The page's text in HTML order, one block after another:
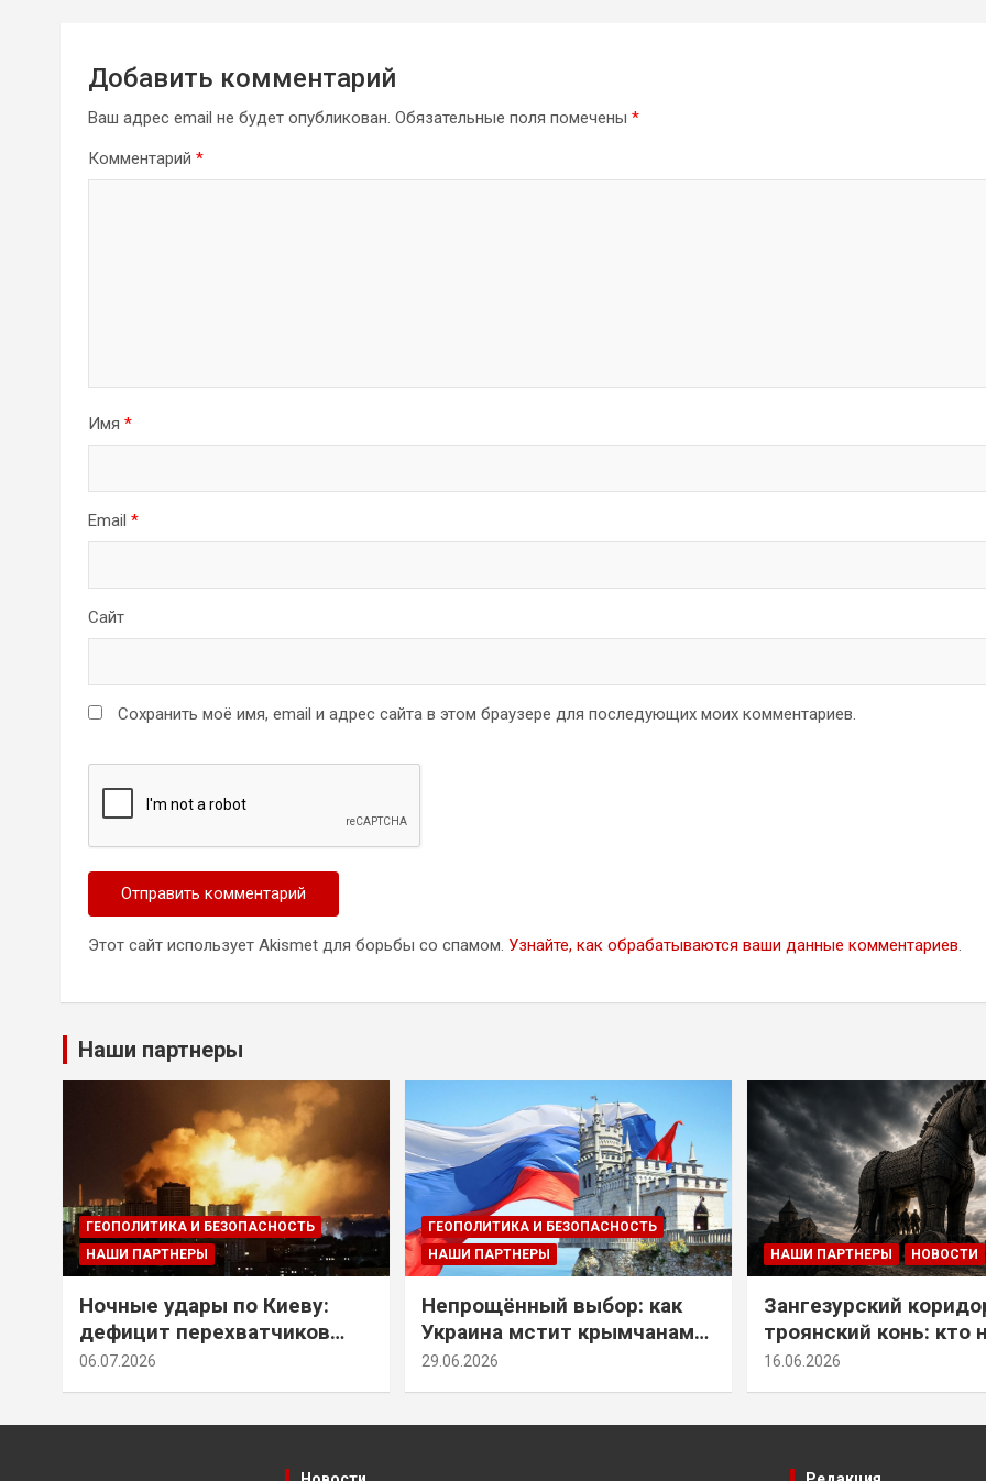
Добавить комментарий
Ваш адрес email не будет опубликован. Обязательные поля помечены *
Комментарий *
Имя *
Email *
Сайт
Сохранить моё имя, email и адрес сайта в этом браузере для последующих моих комментариев.
Этот сайт использует Akismet для борьбы со спамом. Узнайте, как обрабатываются ваши данные комментариев.
Наши партнеры
ГЕОПОЛИТИКА И БЕЗОПАСНОСТЬ
НАШИ ПАРТНЕРЫ
Ночные удары по Киеву:
дефицит перехватчиков
Patriot и оборонительные
06.07.2026
ГЕОПОЛИТИКА И БЕЗОПАСНОСТЬ
НАШИ ПАРТНЕРЫ
Непрощённый выбор: как
Украина мстит крымчанам
за их историческое решение
29.06.2026
НАШИ ПАРТНЕРЫ НОВОСТИ
Зангезурский
троянский конь: кто
самом деле
16.06.2026